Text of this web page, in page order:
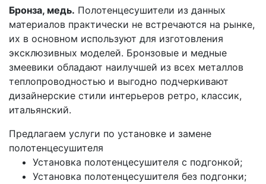
Бронза, медь. Полотенцесушители из данных
материалов практически не встречаются на рынке,
их в основном используют для изготовления
эксклюзивных моделей. Бронзовые и медные
змеевики обладают наилучшей из всех металлов
теплопроводностью и выгодно подчеркивают
дизайнерские стили интерьеров ретро, классик,
итальянский.
Предлагаем услуги по установке и замене
полотенцесушителя
Установка полотенцесушителя с подгонкой;
Установка полотенцесушителя без подгонки;